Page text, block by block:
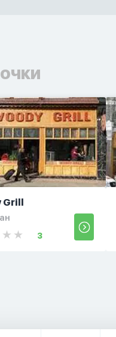
Grill
3